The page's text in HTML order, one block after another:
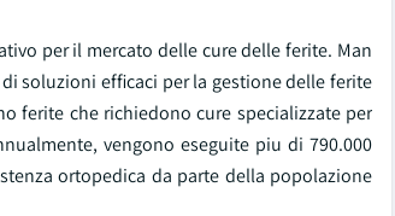
per il mercato delle cure delle ferite. Man
soluzioni efficaci per la gestione delle ferite
ferite che richiedono cure specializzate per
vengono eseguite piu di 790.000
ortopedica da parte della popolazione